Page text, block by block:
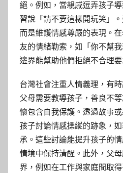
絕。例如，當親戚逗弄孩子
習說「請不要這樣開玩笑」
而是維護情感尊嚴的表現。
友的情緒勒索，如「你不幫
邊界能幫助他們拒絕不合理
台灣社會注重人情義理，有
父母需要教導孩子，善良不
懷包含自我保護。透過故事
孩子討論情感操縱的跡象，
承。這些討論能提升孩子的
情境中保持清醒。此外，父
界，例如在工作與家庭間取